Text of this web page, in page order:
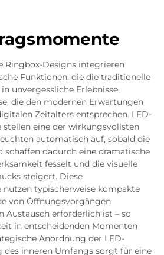
Ringbox-Designs integrieren
Funktionen, die die traditionelle
unvergessliche Erlebnisse
die den modernen Erwartungen
Zeitalters entsprechen. LED-
eine der wirkungsvollsten
automatisch auf, sobald die
schaffen dadurch eine dramatische
fesselt und die visuelle
steigert. Diese
typischerweise kompakte
von Öffnungsvorgängen
Austausch erforderlich ist – so
in entscheidenden Momenten
Anordnung der LED-
des inneren Umfangs sorgt für eine